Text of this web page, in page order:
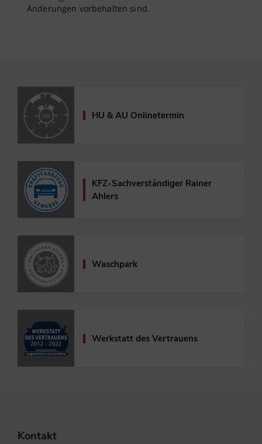
Änderungen vorbehalten sind.
HU & AU Onlinetermin
KFZ-Sachverständiger Rainer
Ahlers
Waschpark
Werkstatt des Vertrauens
Kontakt